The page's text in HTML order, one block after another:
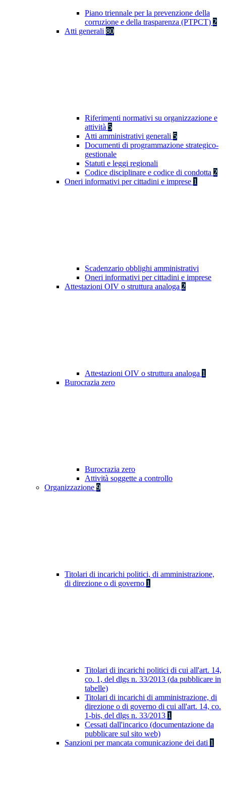
Piano triennale per la prevenzione della
corruzione e della trasparenza (PTPCT) 2
Atti generali 80
Riferimenti normativi su organizzazione e
attività 5
Atti amministrativi generali 5
Documenti di programmazione strategico-
gestionale
Statuti e leggi regionali
Codice disciplinare e codice di condotta 2
Oneri informativi per cittadini e imprese 1
Scadenzario obblighi amministrativi
Oneri informativi per cittadini e imprese
Attestazioni OIV o struttura analoga 2
Attestazioni OIV o struttura analoga 1
Burocrazia zero
Burocrazia zero
Attività soggette a controllo
Organizzazione 9
Titolari di incarichi politici, di amministrazione,
di direzione o di governo 1
Titolari di incarichi politici di cui all'art. 14,
co. 1, del dlgs n. 33/2013 (da pubblicare in
tabelle)
Titolari di incarichi di amministrazione, di
direzione o di governo di cui all'art. 14, co.
1-bis, del dlgs n. 33/2013 1
Cessati dall'incarico (documentazione da
pubblicare sul sito web)
Sanzioni per mancata comunicazione dei dati 1